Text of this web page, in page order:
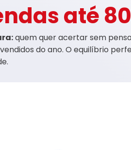
até
quem quer acertar sem
do ano. O equilíbrio